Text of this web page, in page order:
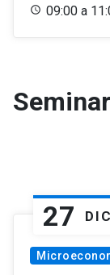
09:00 a
27 DIC